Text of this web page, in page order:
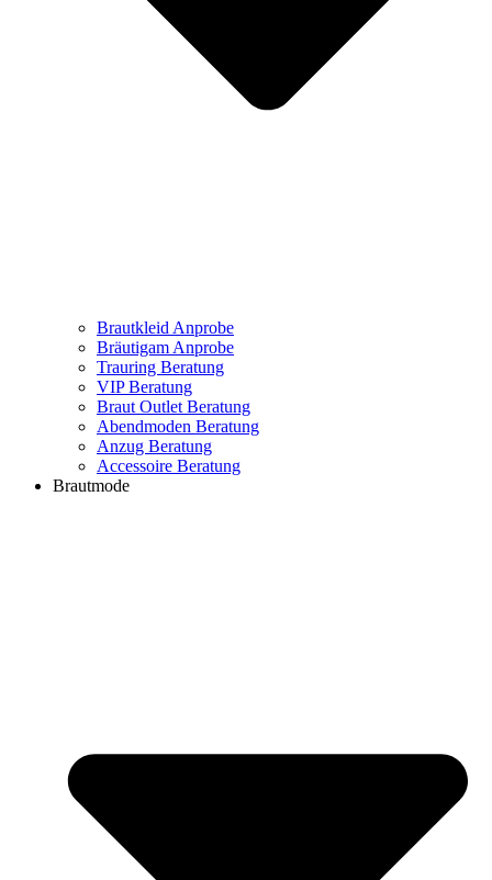
Brautkleid Anprobe
Bräutigam Anprobe
Trauring Beratung
VIP Beratung
Braut Outlet Beratung
Abendmoden Beratung
Anzug Beratung
Accessoire Beratung
Brautmode